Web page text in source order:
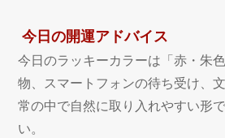
今日の開運アドバイス
今日のラッキーカラーは「赤・朱
物、スマートフォンの待ち受け、
常の中で自然に取り入れやすい形
い。